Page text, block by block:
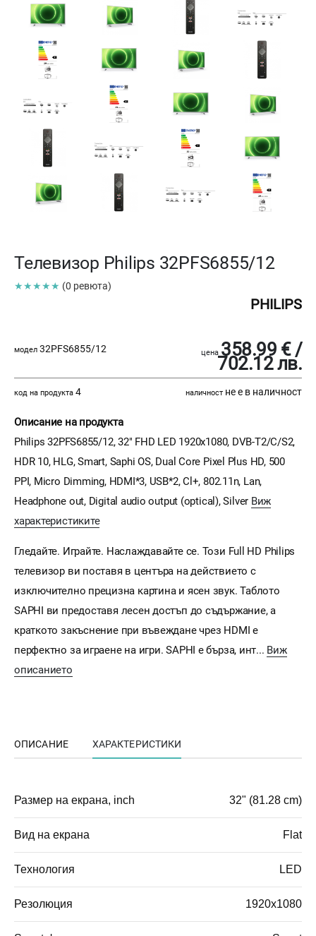
Телевизор Philips 32PFS6855/12
★★★★★ (0 ревюта)
PHILIPS
модел 32PFS6855/12 цена 358.99 € /
702.12 лв.
код на продукта 4 наличност не е в наличност
Описание на продукта
Philips 32PFS6855/12, 32" FHD LED 1920x1080, DVB-T2/C/S2,
HDR 10, HLG, Smart, Saphi OS, Dual Core Pixel Plus HD, 500
PPI, Micro Dimming, HDMI*3, USB*2, Cl+, 802.11n, Lan,
Headphone out, Digital audio output (optical), Silver Виж
характеристиките
Гледайте. Играйте. Наслаждавайте се. Този Full HD Philips
телевизор ви поставя в центъра на действието с
изключително прецизна картина и ясен звук. Таблото
SAPHI ви предоставя лесен достъп до съдържание, а
краткото закъснение при въвеждане чрез HDMI е
перфектно за играене на игри. SAPHI е бърза, инт... Виж
описанието
ОПИСАНИЕ ХАРАКТЕРИСТИКИ
Размер на екрана, inch 32" (81.28 cm)
Вид на екрана Flat
Технология LED
Резолюция 1920x1080